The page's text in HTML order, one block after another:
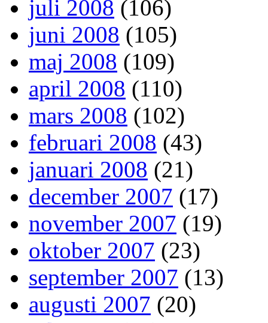
juli 2008 (106)
juni 2008 (105)
maj 2008 (109)
april 2008 (110)
mars 2008 (102)
februari 2008 (43)
januari 2008 (21)
december 2007 (17)
november 2007 (19)
oktober 2007 (23)
september 2007 (13)
augusti 2007 (20)